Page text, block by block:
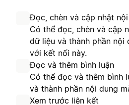
Đọc, chèn và cập nhật
Có thể đọc, chèn và cập
dữ liệu và thành phần nội
với kết nối này.
Đọc và thêm bình luận
Có thể đọc và thêm bình
và thành phần nội dung
Xem trước liên kết